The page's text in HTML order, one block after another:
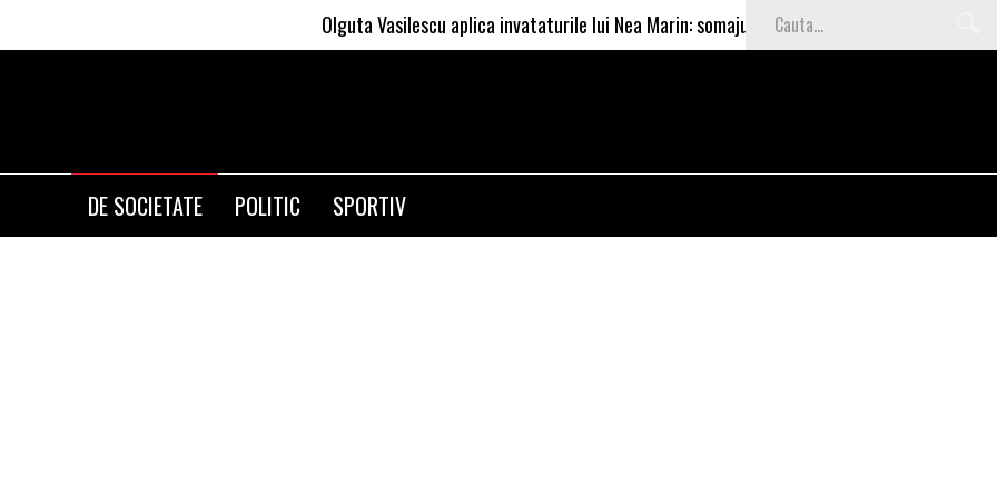
Olguta Vasilescu aplica invataturile lui Nea Marin: somajul mare e o garantie pentru investitori
DE SOCIETATE POLITIC SPORTIV